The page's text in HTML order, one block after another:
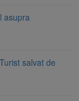
asupra
salvat de